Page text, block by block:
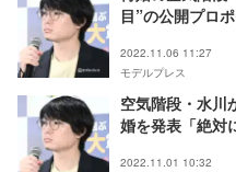
目”の公開プロ
2022.11.06 11:27
モデルプレス
空気階段・水川
婚を発表「絶対
2022.11.01 10:32